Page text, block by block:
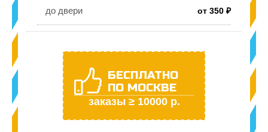
до двери от 350 ₽
БЕСПЛАТНО
ПО МОСКВЕ
заказы ≥ 10000 р.